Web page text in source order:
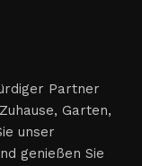
Partner
Garten,
unser
genießen Sie